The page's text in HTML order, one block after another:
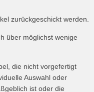
zurückgeschickt werden.
über möglichst wenige
die nicht vorgefertigt
Auswahl oder
ist oder die